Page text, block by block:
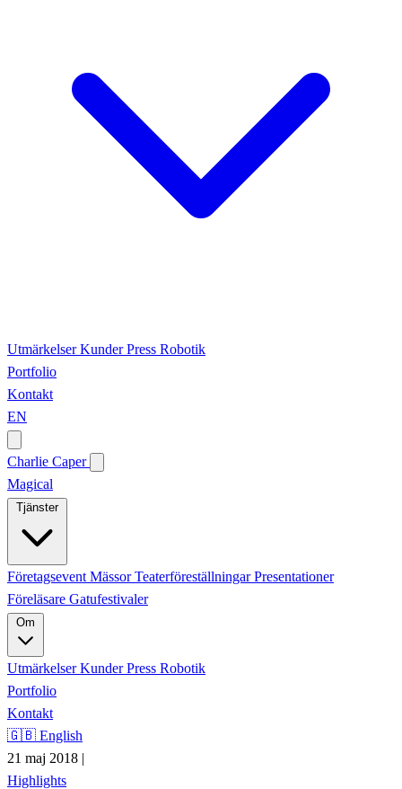
UtmärkelserKunderPress Robotik
Portfolio
Kontakt
EN
Charlie Caper
Magical
Tjänster
Företagsevent MässorTeaterföreställningarPresentationer
Föreläsare Gatufestivaler
UtmärkelserKunderPress Robotik
Portfolio
Kontakt
🇬🇧 English
21 maj 2018 |
Highlights